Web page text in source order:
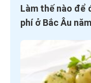
Làm thế nào để
phí ở Bắc Âu